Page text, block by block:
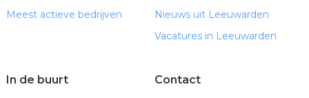
Meest actieve bedrijven
Nieuws uit Leeuwarden
Vacatures in Leeuwarden
In de buurt Contact